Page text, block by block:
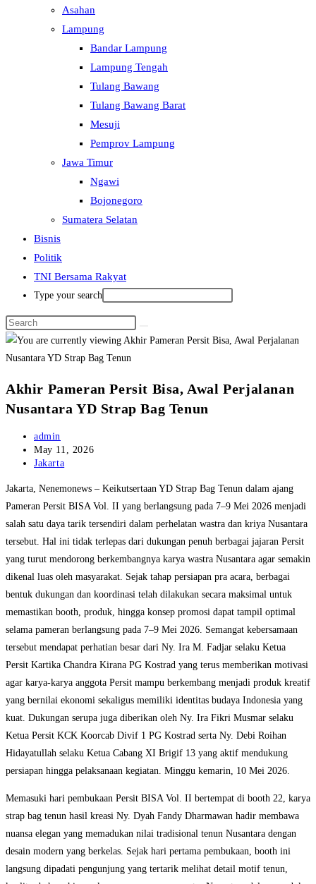
Asahan
Lampung
Bandar Lampung
Lampung Tengah
Tulang Bawang
Tulang Bawang Barat
Mesuji
Pemprov Lampung
Jawa Timur
Ngawi
Bojonegoro
Sumatera Selatan
Bisnis
Politik
TNI Bersama Rakyat
Type your search
Akhir Pameran Persit Bisa, Awal Perjalanan
Nusantara YD Strap Bag Tenun
Post
author:
admin
Post
published:
May 11, 2026
Post
Jakarta
Jakarta, Nenemonews – Keikutsertaan YD Strap Bag Tenun dalam ajang
Pameran Persit BISA Vol. II yang berlangsung pada 7–9 Mei 2026 menjadi
salah satu daya tarik tersendiri dalam perhelatan wastra dan kriya Nusantara
tersebut. Hal ini tidak terlepas dari dukungan penuh berbagai jajaran Persit
yang turut mendorong berkembangnya karya wastra Nusantara agar semakin
dikenal luas oleh masyarakat. Sejak tahap persiapan pra acara, berbagai
bentuk dukungan dan koordinasi telah dilakukan secara maksimal untuk
memastikan booth, produk, hingga konsep promosi dapat tampil optimal
selama pameran berlangsung pada 7–9 Mei 2026. Semangat kebersamaan
tersebut mendapat perhatian besar dari Ny. Ira M. Fadjar selaku Ketua
Persit Kartika Chandra Kirana PG Kostrad yang terus memberikan motivasi
agar karya-karya anggota Persit mampu berkembang menjadi produk kreatif
yang bernilai ekonomi sekaligus memiliki identitas budaya Indonesia yang
kuat. Dukungan serupa juga diberikan oleh Ny. Ira Fikri Musmar selaku
Ketua Persit KCK Koorcab Divif 1 PG Kostrad serta Ny. Debi Roihan
Hidayatullah selaku Ketua Cabang XI Brigif 13 yang aktif mendukung
persiapan hingga pelaksanaan kegiatan. Minggu kemarin, 10 Mei 2026.
Memasuki hari pembukaan Persit BISA Vol. II bertempat di booth 22, karya
strap bag tenun hasil kreasi Ny. Dyah Fandy Dharmawan hadir membawa
nuansa elegan yang memadukan nilai tradisional tenun Nusantara dengan
desain modern yang berkelas. Sejak hari pertama pembukaan, booth ini
langsung dipadati pengunjung yang tertarik melihat detail motif tenun,